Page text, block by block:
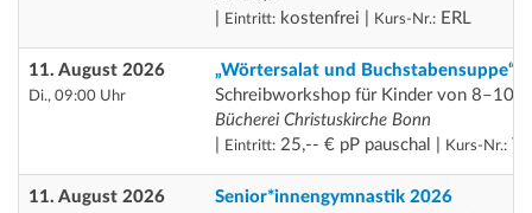
Eintritt: kostenfrei | Kurs-Nr.: ERL
11. August 2026
Di., 09:00 Uhr
„Wörtersalat und Buchstabensuppe“
Schreibworkshop für Kinder von 8–10
Bücherei Christuskirche Bonn
Eintritt: 25,-- € pP pauschal | Kurs-Nr.:
11. August 2026
Senior*innengymnastik 2026